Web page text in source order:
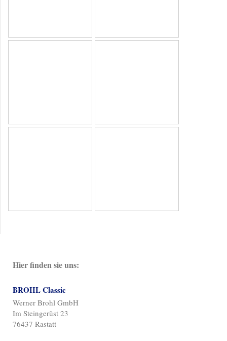
Hier finden sie uns:
BROHL Classic
Werner Brohl GmbH
Im Steingerüst 23
76437 Rastatt